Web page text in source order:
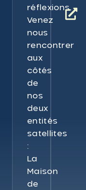
réflexions.
Venez
nous
rencontrer
aux
côtés
de
nos
deux
entités
satellites
:
La
Maison
de